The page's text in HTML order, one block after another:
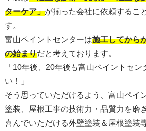
ターケア」が揃った会社に依頼するこ
す。
富山ペイントセンターは施工してから
の始まりだと考えております。
「10年後、20年後も富山ペイントセン
い！」
そう思っていただけるよう、富山ペイ
塗装、屋根工事の技術力・品質力を磨
喜んでいただける外壁塗装＆屋根塗装